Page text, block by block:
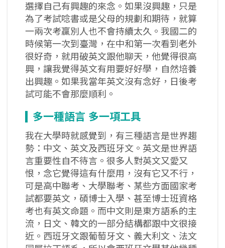
選擇自己有興趣的來念。如果沒興趣，只是
為了考試唸書或是父母的規劃和期待，就算
一兩次考贏別人也不會持續太久。我國二的
時候第一次到臺灣，在中和第一次看到老外
很好奇，就用破英文跟他聊天，他覺得很高
興，讓我覺得英文有用要好好學，自然培養
出興趣。如果我當年英文沒有念好，日後考
試可能不會那麼順利。
多一種語言 多一項工具
我在大學時就感覺到，有三種語言是世界趨
勢：中文、英文及西班牙文。英文是世界語
言重要性自不待言。很多人對英文又愛又
恨，念它覺得這有什麼用，沒有它又不行，
可是高中聯考、大學聯考、某些方面國家考
試都要英文，碩博士入學、甚至博士班資格
考也有英文命題。而中文則是東方語系的主
流，日文、韓文的一部分結構都跟中文很接
近。西班牙文跟葡萄牙文、義大利文、法文